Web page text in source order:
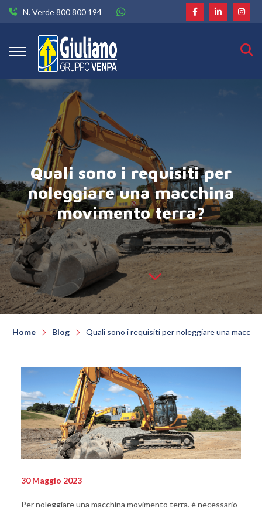
N. Verde 800 800 194
Quali sono i requisiti per
noleggiare una macchina
movimento terra?
Home Blog Quali sono i requisiti per noleggiare una
30 Maggio 2023
Per noleggiare una macchina movimento terra, è necessario